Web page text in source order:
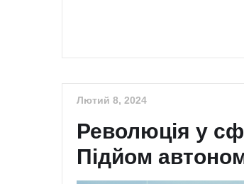
Лютий 8, 2024
Революція у
Підйом